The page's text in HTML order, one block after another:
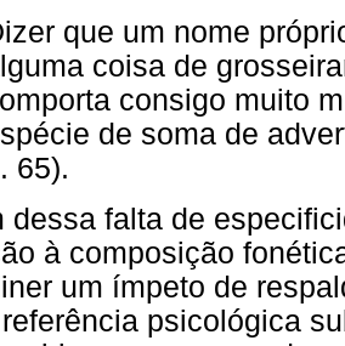
que um nome
coisa de
consigo muito
de soma de
65).
dessa falta de
à composição
um ímpeto de
psicológica